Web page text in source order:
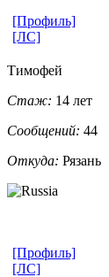
[Профиль]
[ЛС]
Тимофей
Стаж: 14 лет
Сообщений: 44
Откуда: Рязань
[Профиль]
[ЛС]